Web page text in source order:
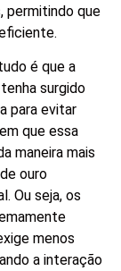
permitindo que
é que a
surgido
para evitar
que essa
maneira mais
ouro
Ou seja, os
menos
a interação